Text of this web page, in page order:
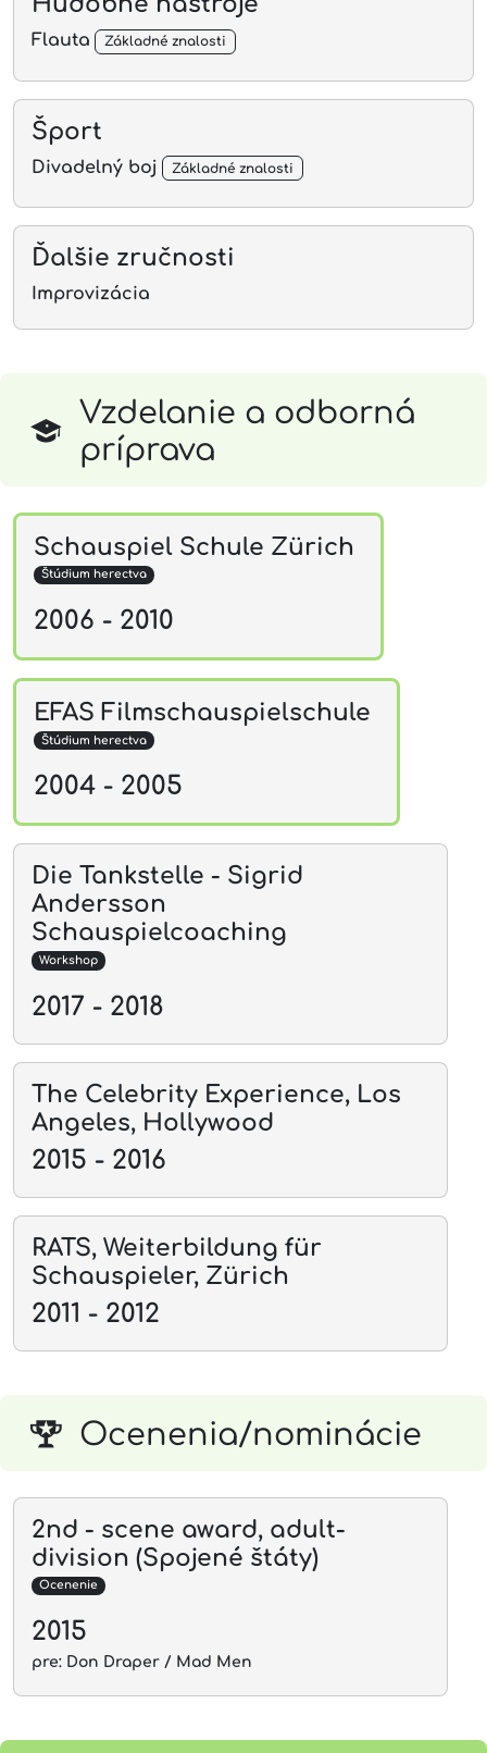
Flauta Základné znalosti
Šport
Divadelný boj Základné znalosti
Ďalšie zručnosti
Improvizácia
Vzdelanie a odborná
príprava
Schauspiel Schule Zürich
Štúdium herectva
2006 - 2010
EFAS Filmschauspielschule
Štúdium herectva
2004 - 2005
Die Tankstelle - Sigrid
Andersson
Schauspielcoaching
Workshop
2017 - 2018
The Celebrity Experience, Los
Angeles, Hollywood
2015 - 2016
RATS, Weiterbildung für
Schauspieler, Zürich
2011 - 2012
Ocenenia/nominácie
2nd - scene award, adult-
division (Spojené štáty)
Ocenenie
2015
pre: Don Draper / Mad Men